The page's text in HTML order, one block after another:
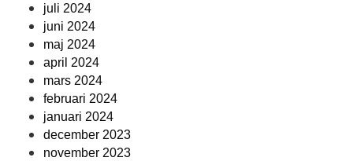
juli 2024
juni 2024
maj 2024
april 2024
mars 2024
februari 2024
januari 2024
december 2023
november 2023